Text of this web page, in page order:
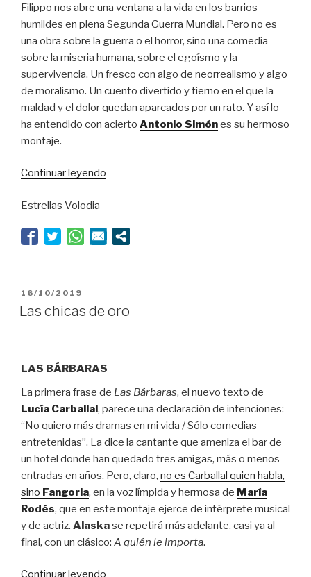
Filippo nos abre una ventana a la vida en los barrios
humildes en plena Segunda Guerra Mundial. Pero no es
una obra sobre la guerra o el horror, sino una comedia
sobre la miseria humana, sobre el egoísmo y la
supervivencia. Un fresco con algo de neorrealismo y algo
de moralismo. Un cuento divertido y tierno en el que la
maldad y el dolor quedan aparcados por un rato. Y así lo
ha entendido con acierto Antonio Simónes su hermoso
montaje.
Continuar leyendo
muertos”
Estrellas Volodia
PUBLICADO
EL
16/10/2019
Las chicas de oro
LAS BÁRBARAS
La primera frase de Las Bárbaras, el nuevo texto de
Lucía Carballal, parece una declaración de intenciones:
“No quiero más dramas en mi vida / Sólo comedias
entretenidas”. La dice la cantante que ameniza el bar de
un hotel donde han quedado tres amigas, más o menos
entradas en años. Pero, claro, no es Carballal quien habla,
sino Fangoria, en la voz límpida y hermosa de María
Rodés, que en este montaje ejerce de intérprete musical
y de actriz. Alaskase repetirá más adelante, casi ya al
final, con un clásico: A quién le importa.
Continuar leyendo